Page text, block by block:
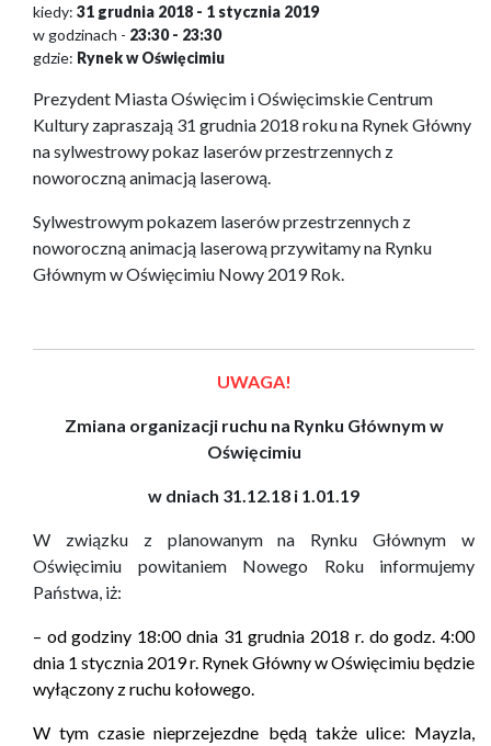
kiedy: 31 grudnia 2018 - 1 stycznia 2019
w godzinach - 23:30 - 23:30
gdzie: Rynek w Oświęcimiu
Prezydent Miasta Oświęcim i Oświęcimskie Centrum
Kultury zapraszają 31 grudnia 2018 roku na Rynek Główny
na sylwestrowy pokaz laserów przestrzennych z
noworoczną animacją laserową.
Sylwestrowym pokazem laserów przestrzennych z
noworoczną animacją laserową przywitamy na Rynku
Głównym w Oświęcimiu Nowy 2019 Rok.
UWAGA!
Zmiana organizacji ruchu na Rynku Głównym w
Oświęcimiu
w dniach 31.12.18 i 1.01.19
W związku z planowanym na Rynku Głównym w
Oświęcimiu powitaniem Nowego Roku informujemy
Państwa, iż:
– od godziny 18:00 dnia 31 grudnia 2018 r. do godz. 4:00
dnia 1 stycznia 2019 r. Rynek Główny w Oświęcimiu będzie
wyłączony z ruchu kołowego.
W tym czasie nieprzejezdne będą także ulice: Mayzla,